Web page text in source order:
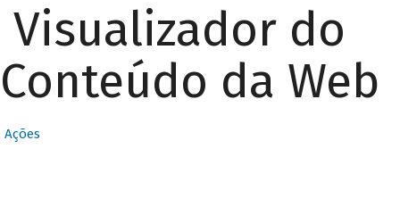
Visualizador do
Conteúdo da Web
Ações